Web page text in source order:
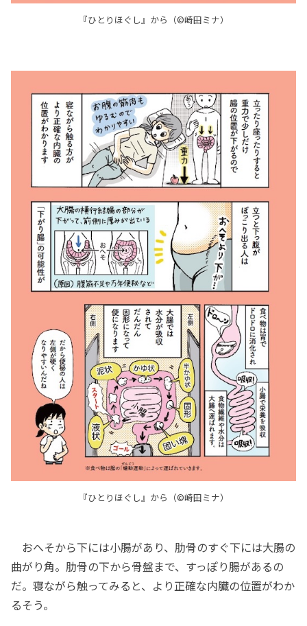
『ひとりほぐし』から（©崎田ミナ）
『ひとりほぐし』から（©崎田ミナ）
おへそから下には小腸があり、肋骨のすぐ下には大腸の
曲がり角。肋骨の下から骨盤まで、すっぽり腸があるの
だ。寝ながら触ってみると、より正確な内臓の位置がわか
るそう。